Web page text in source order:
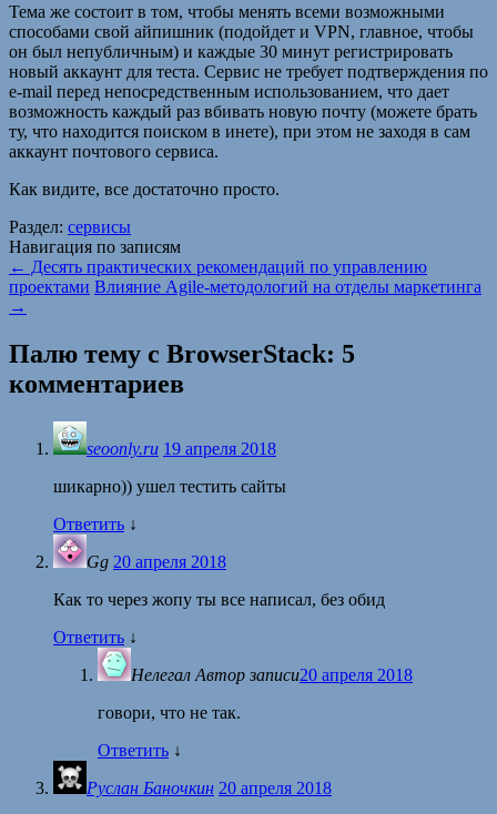
Тема же состоит в том, чтобы менять всеми возможными
способами свой айпишник (подойдет и VPN, главное, чтобы
он был непубличным) и каждые 30 минут регистрировать
новый аккаунт для теста. Сервис не требует подтверждения по
e-mail перед непосредственным использованием, что дает
возможность каждый раз вбивать новую почту (можете брать
ту, что находится поиском в инете), при этом не заходя в сам
аккаунт почтового сервиса.
Как видите, все достаточно просто.
Раздел: сервисы
Навигация по записям
← Десять практических рекомендаций по управлению
проектами Влияние Agile-методологий на отделы маркетинга
→
Палю тему с BrowserStack: 5
комментариев
seoonly.ru 19 апреля 2018
шикарно)) ушел тестить сайты
Ответить ↓
Gg 20 апреля 2018
Как то через жопу ты все написал, без обид
Ответить ↓
Нелегал Автор записи20 апреля 2018
говори, что не так.
Ответить ↓
Руслан Баночкин 20 апреля 2018